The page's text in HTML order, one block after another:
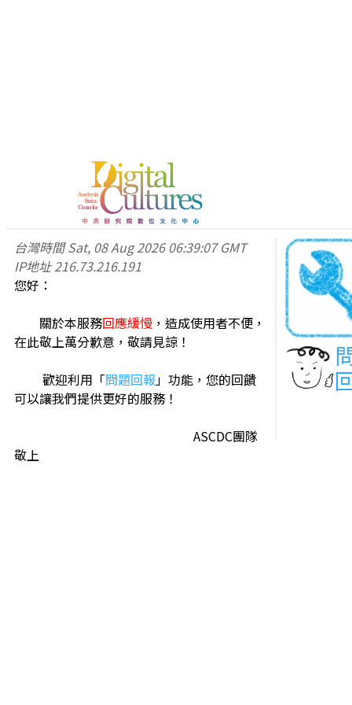
台灣時間Sat, 08 Aug 2026 06:39:07 GMT
IP地址216.73.216.191
您好：
關於本服務回應緩慢 ，造成使用者不便，
在此敬上萬分歉意，敬請見諒！
歡迎利用「問題回報」功能，您的回饋
可以讓我們提供更好的服務！
ASCDC團隊
敬上